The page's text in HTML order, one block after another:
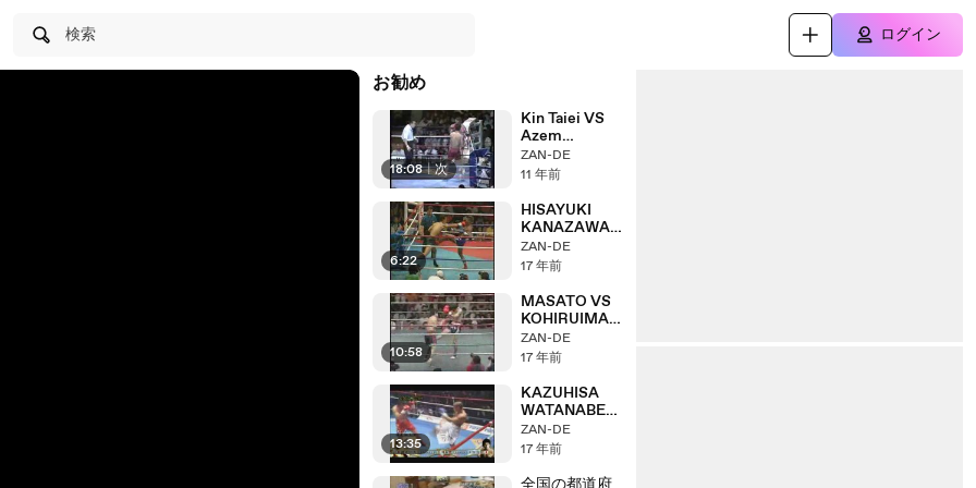
検索 ログイン
お勧め
18:08 | 次
Kin Taiei VS
Azem
Maksutaj
ZAN-DE
11 年前
6:22
HISAYUKI
KANAZAWA
VS MUAY
THAI
ZAN-DE
17 年前
10:58
MASATO VS
KOHIRUIMAK
IZAN-DE
17 年前
13:35
KAZUHISA
WATANABE
VS DAISUKE
UEMATSU
ZAN-DE
17 年前